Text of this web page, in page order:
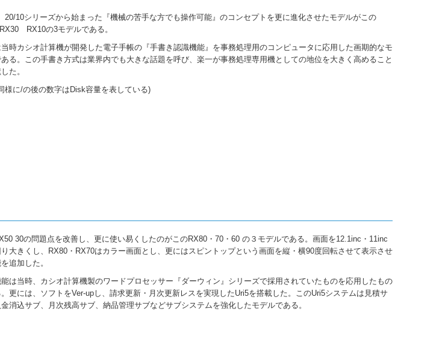
10シリーズから始まった『機械の苦手な方でも操作可能』のコンセプトを更に進化させたモデルがこの
RX10の3モデルである。
当時カシオ計算機が開発した電子手帳の『手書き認識機能』を事務処理用のコンピュータに応用した画期的なモ
る。この手書き方式は業界内でも大きな話題を呼び、楽一が事務処理専用機としての地位を大きく高めること
た。
様に/の後の数字はDisk容量を表している)
30の問題点を改善し、更に使い易くしたのがこのRX80・70・60 の３モデルである。画面を12.1inc・11inc
り大きくし、RX80・RX70はカラー画面とし、更にはスピントップという画面を縦・横90度回転させて表示させ
追加した。
能は当時、カシオ計算機製のワードプロセッサー『ダーウィン』シリーズで採用されていたものを応用したもの
更には、ソフトをVer-upし、請求更新・月次更新レスを実現したUri5を搭載した。このUri5システムは見積サ
消込サブ、月次残高サブ、納品管理サブなどサブシステムを強化したモデルである。